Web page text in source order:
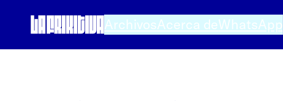
contenido
ArchivosAcerca deWhatsApp